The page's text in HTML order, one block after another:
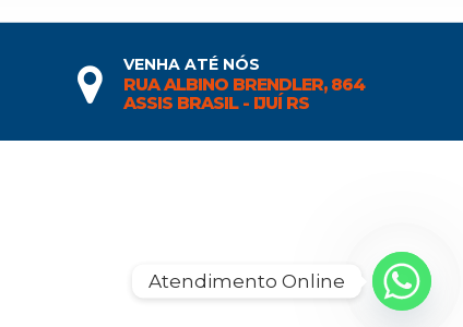
VENHA ATÉ NÓS
RUA ALBINO BRENDLER, 864
ASSIS BRASIL - IJUÍ RS
Atendimento Online